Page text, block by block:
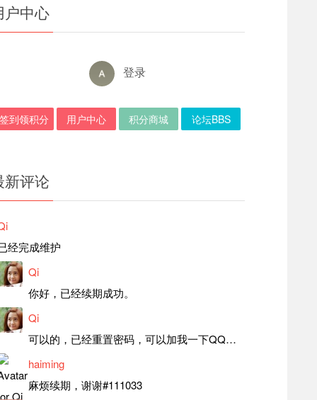
户中心
登录
签到领积分 用户中心 积分商城 论坛BBS
新评论
经完成维护
Qi
你好，已经续期成功。
Qi
可以的，已经重置密码，可以加我一下QQ，留言后我就发密码给你。
haiming
麻烦续期，谢谢#111033